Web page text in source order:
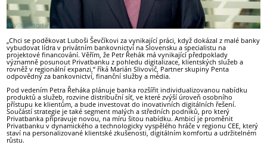
„Chci se poděkovat Luboši Ševčíkovi za vynikající práci, když dokázal z malé banky
vybudovat lídra v privátním bankovnictví na Slovensku a specialistu na
projektové financování. Věřím, že Petr Řehák má vynikající předpoklady
významně posunout Privatbanku z pohledu digitalizace, klientských služeb a
rovněž v regionální expanzi,“ říká Marián Slivovič, Partner skupiny Penta
odpovědný za bankovnictví, finanční služby a média.
Pod vedením Petra Řeháka plánuje banka rozšířit individualizovanou nabídku
produktů a služeb, rozvine distribuční síť, ve které zvýší úroveň osobního
přístupu ke klientům, a bude investovat do inovativních digitálních řešení.
Součástí strategie je také segment malých a středních podniků, pro který
Privatbanka připravuje novou, na míru šitou nabídku. Ambicí je proměnit
Privatbanku v dynamického a technologicky vyspělého hráče v regionu CEE, který
staví na personalizované klientské zkušenosti, digitálním komfortu a udržitelném
růstu.